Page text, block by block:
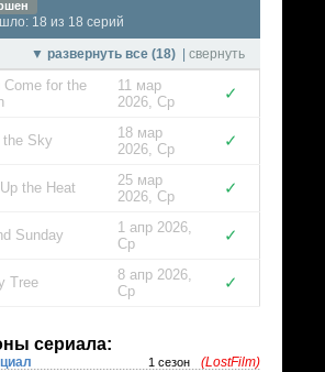
18 из 18 серий
▼ развернуть все (18) | свернуть
Come for the
11 мар
2026, Ср
✓
the Sky
18 мар
2026, Ср
✓
the Heat
25 мар
2026, Ср
✓
Sunday
1 апр 2026,
Ср
✓
Tree
8 апр 2026,
Ср
✓
сериала:
1 сезон (LostFilm)